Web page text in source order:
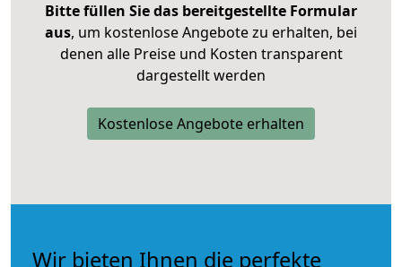
Bitte füllen Sie das bereitgestellte Formular
aus, um kostenlose Angebote zu erhalten, bei
denen alle Preise und Kosten transparent
dargestellt werden
Kostenlose Angebote erhalten
Wir bieten Ihnen die perfekte